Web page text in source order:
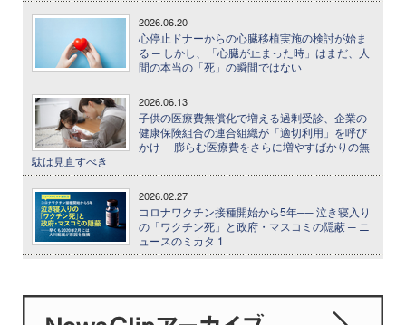
2026.06.20
心停止ドナーからの心臓移植実施の検討が始ま
る ─ しかし、「心臓が止まった時」はまだ、人
間の本当の「死」の瞬間ではない
2026.06.13
子供の医療費無償化で増える過剰受診、企業の
健康保険組合の連合組織が「適切利用」を呼び
かけ ─ 膨らむ医療費をさらに増やすばかりの無
駄は見直すべき
2026.02.27
コロナワクチン接種開始から5年── 泣き寝入り
の「ワクチン死」と政府・マスコミの隠蔽 ─ ニ
ュースのミカタ 1